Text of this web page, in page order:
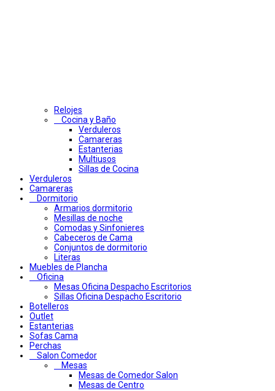
Relojes
Cocina y Baño
Verduleros
Camareras
Estanterias
Multiusos
Sillas de Cocina
Verduleros
Camareras
Dormitorio
Armarios dormitorio
Mesillas de noche
Comodas y Sinfonieres
Cabeceros de Cama
Conjuntos de dormitorio
Literas
Muebles de Plancha
Oficina
Mesas Oficina Despacho Escritorios
Sillas Oficina Despacho Escritorio
Botelleros
Outlet
Estanterias
Sofas Cama
Perchas
Salon Comedor
Mesas
Mesas de Comedor Salon
Mesas de Centro